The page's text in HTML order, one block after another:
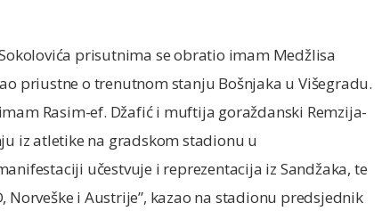
prisutnima se obratio imam Medžlisa
priustne o trenutnom stanju Bošnjaka u Višegradu.
Rasim-ef. Džafić i muftija goraždanski Remzija-
iz atletike na gradskom stadionu u
učestvuje i reprezentacija iz Sandžaka, te
i Austrije”, kazao na stadionu predsjednik